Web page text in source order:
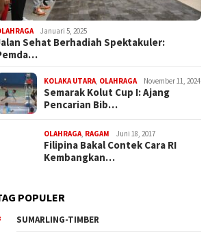
Januari 5, 2025
Sehat Berhadiah Spektakuler:
KOLAKA UTARA, OLAHRAGA November 11, 2024
Semarak Kolut Cup I: Ajang
Pencarian Bib…
OLAHRAGA, RAGAM Juni 18, 2017
Filipina Bakal Contek Cara RI
Kembangkan…
POPULER
SUMARLING-TIMBER